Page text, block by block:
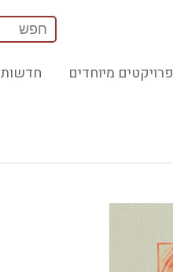
חדשות פרויקטים מיוחדים